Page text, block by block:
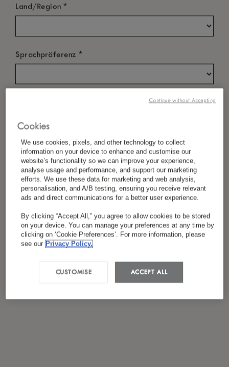
Land/Region*
Sprachpräferenz *
Ich habe dieDatenschutzrichtliniegelesen und
stimme ihr zu.*
Cookies
We use cookies, pixels, and other technology to collect
information on your device to enhance and customise our
website’s functionality so we can improve your experience,
analyse usage and performance, and support our marketing
efforts. We use these data for marketing and web analysis,
personalisation, and A/B testing, ensuring you receive relevant
ads and direct communications for a better user experience.
By clicking “Accept All,” you agree to allow cookies to be stored
on your device. You can manage your preferences at any time by
clicking on ‘Cookie Preferences’. For more information, please
see our Privacy Policy.
ACCEPT ALL
CUSTOMISE
Continue without Accepting